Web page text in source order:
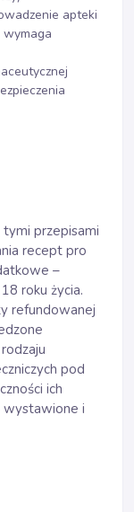
apteki
przepisami
recept pro
–
roku życia.
refundowanej
pod
ich
wystawione i